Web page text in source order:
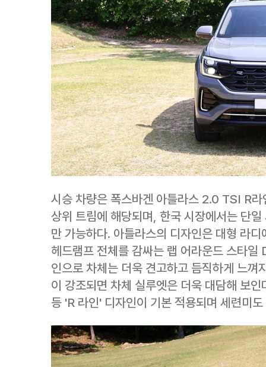
시승 차량은 폭스바겐 아틀라스 2.0 TSI R
상위 트림에 해당되며, 한국 시장에서는 단
만 가능하다. 아틀라스의 디자인은 대형 라
헤드램프 전체를 감싸는 랩 어라운드 스타
인으로 차체는 더욱 견고하고 듬직하게 느껴
이 강조되면 차체 실루엣은 더욱 대담해 보
등 'R 라인' 디자인이 기본 적용되며 세련미